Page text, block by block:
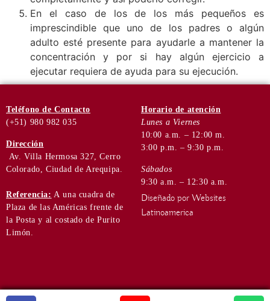
En el caso de los de los más pequeños es
imprescindible que uno de los padres o algún
adulto esté presente para ayudarle a mantener la
concentración y por si hay algún ejercicio a
ejecutar requiera de ayuda para su ejecución.
Teléfono de Contacto
(+51) 980 982 035
Dirección
Av. Villa Hermosa 327, Cerro
Colorado, Ciudad de Arequipa.
Referencia: A una cuadra de
Plaza de las Américas frente de
la Posta y al costado de Purito
Limón.
Horario de atención
Lunes a Viernes
10:00 a.m. – 12:00 m.
3:00 p.m. – 9:30 p.m.
Sábados
9:30 a.m. – 12:30 a.m.
Diseñado por Websites
Latinoamerica